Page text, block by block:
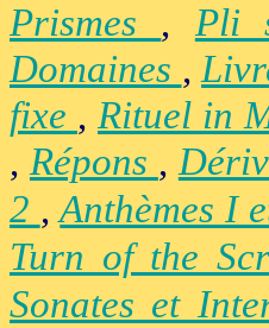
Prismes , Pli
Domaines ,
fixe , Rituel in
, Répons ,
2 ,Anthèmes I
Turn of the
Sonates et